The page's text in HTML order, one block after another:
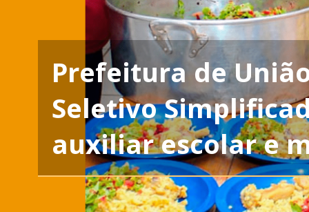
Prefeitura de
Seletivo
auxiliar escolar e